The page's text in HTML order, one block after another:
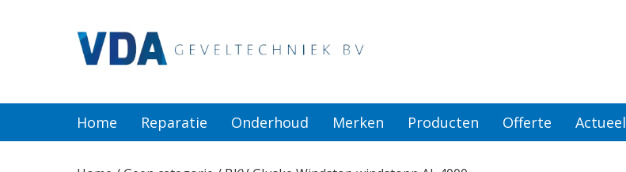
Home Reparatie Onderhoud Merken Producten Offerte Actueel